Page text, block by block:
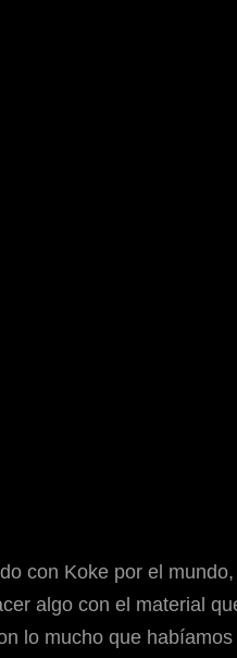
con Koke por el
algo con el material
lo mucho que